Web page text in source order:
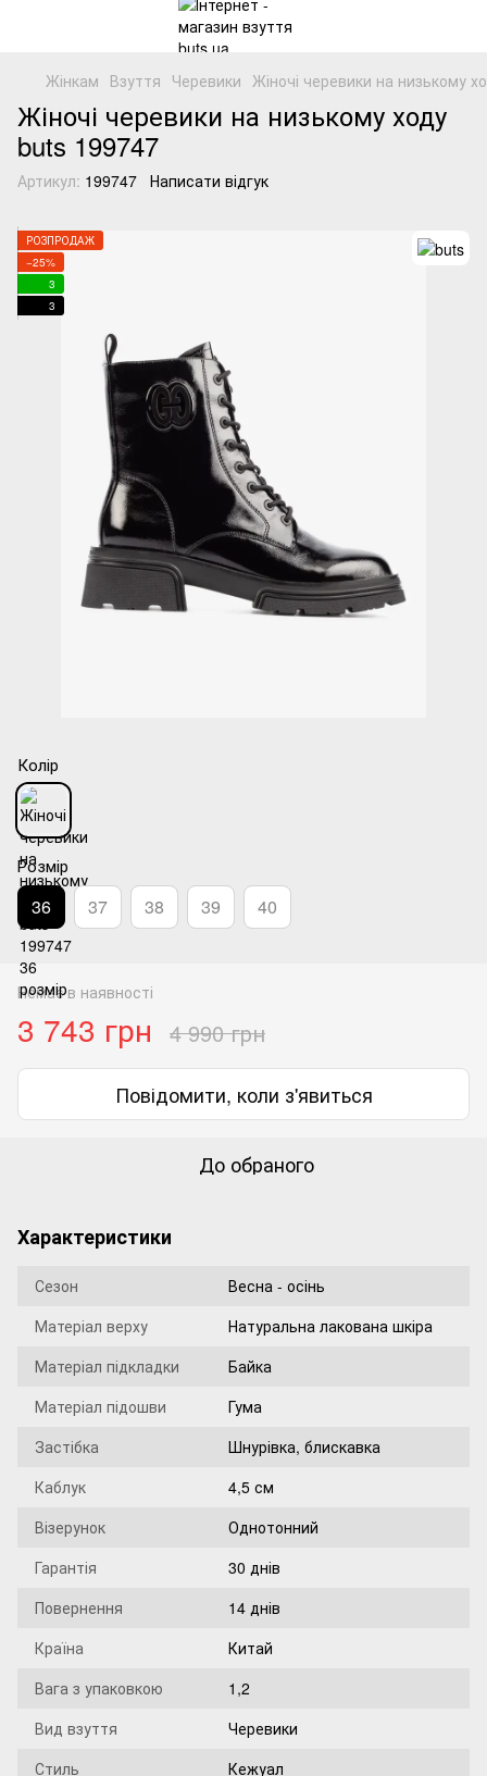
Жінкам Взуття Черевики Жіночі черевики на низькому
Жіночі черевики на низькому ходу
buts 199747
Артикул: 199747 Написати відгук
РОЗПРОДАЖ
−25%
3
3
Колір
Розмір
36 37 38 39 40
Немає в наявності
3 743 грн 4 990 грн
Повідомити, коли з'явиться
До обраного
Характеристики
Сезон
Весна - осінь
Матеріал верху
Натуральна лакована шкіра
Матеріал підкладки
Байка
Матеріал підошви
Гума
Застібка
Шнурівка, блискавка
Каблук
4,5 см
Візерунок
Однотонний
Гарантія
30 днів
Повернення
14 днів
Країна
Китай
Вага з упаковкою
1,2
Вид взуття
Черевики
Стиль
Кежуал